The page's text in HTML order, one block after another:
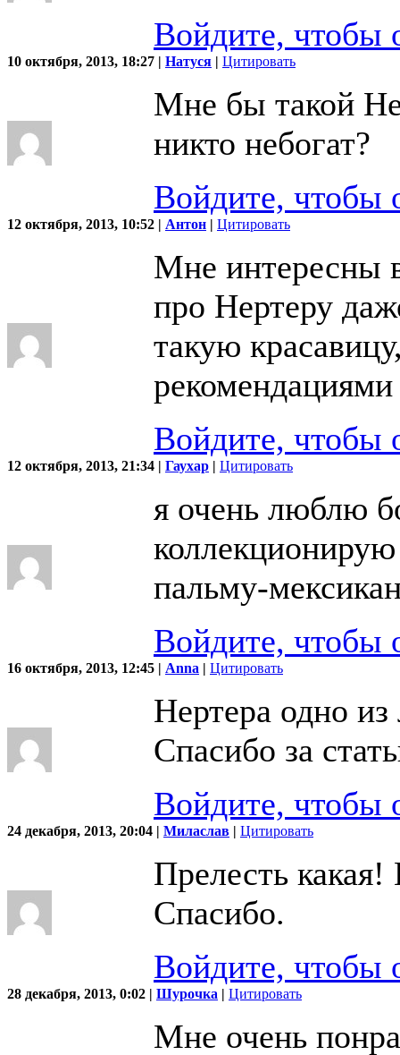
Войдите, чтобы
10 октября, 2013, 18:27 | Натуся | Цитировать
Мне бы такой
никто небогат?
Войдите, чтобы
12 октября, 2013, 10:52 | Антон | Цитировать
Мне интересны
про Нертеру
такую
рекомендациями
Войдите, чтобы
12 октября, 2013, 21:34 | Гаухар | Цитировать
я очень люблю
пальму-
Войдите, чтобы
16 октября, 2013, 12:45 | Anna | Цитировать
Нертера одно
Спасибо за
Войдите, чтобы
24 декабря, 2013, 20:04 | Миласлав | Цитировать
Прелесть
Спасибо.
Войдите, чтобы
28 декабря, 2013, 0:02 | Шурочка | Цитировать
Мне очень